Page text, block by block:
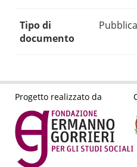
Tipo di
documento
Progetto realizzato da